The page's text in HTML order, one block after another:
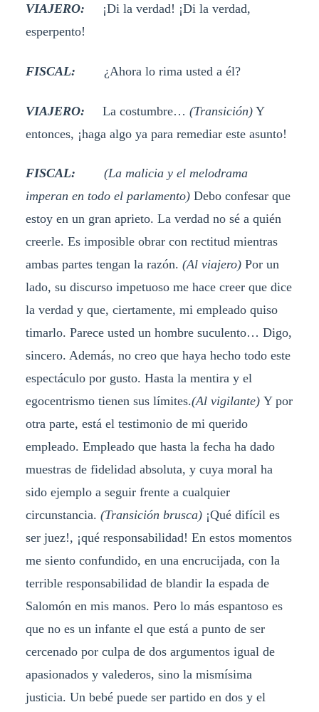
VIAJERO: ¡Di la verdad! ¡Di la verdad,
esperpento!
FISCAL: ¿Ahora lo rima usted a él?
VIAJERO: La costumbre… (Transición)Y
entonces, ¡haga algo ya para remediar este asunto!
FISCAL:
(La malicia y el melodrama
imperan en todo el parlamento) Debo confesar que
estoy en un gran aprieto. La verdad no sé a quién
creerle. Es imposible obrar con rectitud mientras
ambas partes tengan la razón. (Al viajero) Por un
lado, su discurso impetuoso me hace creer que dice
la verdad y que, ciertamente, mi empleado quiso
timarlo. Parece usted un hombre suculento… Digo,
sincero. Además, no creo que haya hecho todo este
espectáculo por gusto. Hasta la mentira y el
egocentrismo tienen sus límites.(Al vigilante) Y por
otra parte, está el testimonio de mi querido
empleado. Empleado que hasta la fecha ha dado
muestras de fidelidad absoluta, y cuya moral ha
sido ejemplo a seguir frente a cualquier
circunstancia. (Transición brusca)¡Qué difícil es
ser juez!, ¡qué responsabilidad! En estos momentos
me siento confundido, en una encrucijada, con la
terrible responsabilidad de blandir la espada de
Salomón en mis manos. Pero lo más espantoso es
que no es un infante el que está a punto de ser
cercenado por culpa de dos argumentos igual de
apasionados y valederos, sino la mismísima
justicia. Un bebé puede ser partido en dos y el